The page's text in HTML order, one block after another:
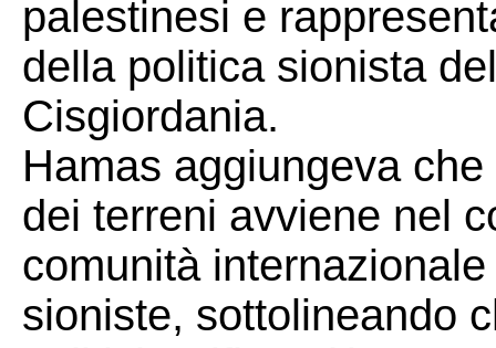
palestinesi e
della politica sionista
Cisgiordania.
Hamas aggiungeva
dei terreni avviene nel
comunità
sioniste, sottolineando